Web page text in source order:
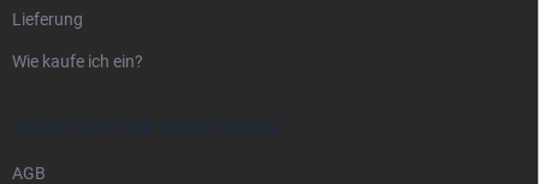
Lieferung
Wie kaufe ich ein?
RECHTLICHE INFORMATIONEN
AGB